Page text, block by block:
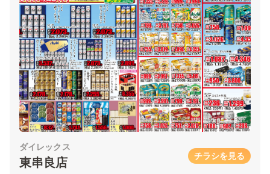
ダイレックス
東串良店 チラシを見る